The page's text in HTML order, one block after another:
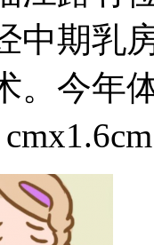
中期乳
。今年